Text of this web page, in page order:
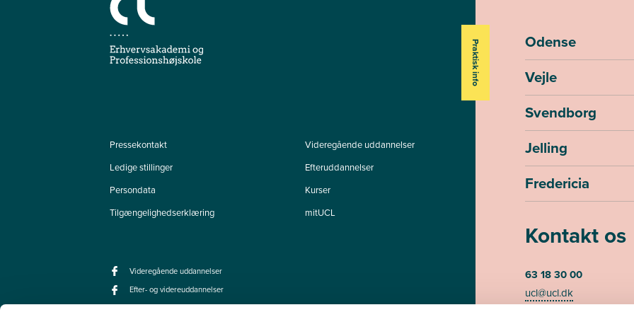
Pressekontakt
Ledige stillinger
Persondata
Tilgængelighedserklæring
Videregående uddannelser
Efteruddannelser
Kurser
mitUCL
Videregående uddannelser
Efter- og videreuddannelser
Praktisk info
Odense
Vejle
Svendborg
Jelling
Fredericia
Kontakt os
63 18 30 00
ucl@ucl.dk